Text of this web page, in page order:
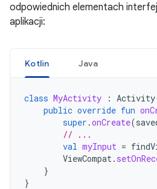
odpowiednich elementach
aplikacji:
Kotlin Java
class MyActivity : Activity
public override fun
super .onCreate(
// ...
val myInput =
ViewCompat.
}
}